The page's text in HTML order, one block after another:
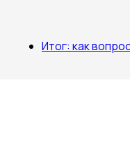
Итог: как